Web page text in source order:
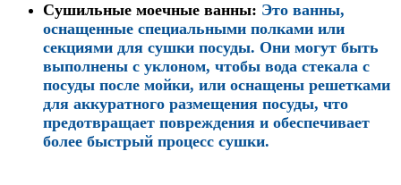
Сушильные моечные ванны: Это ванны,
оснащенные специальными полками или
секциями для сушки посуды. Они могут быть
выполнены с уклоном, чтобы вода стекала с
посуды после мойки, или оснащены решетками
для аккуратного размещения посуды, что
предотвращает повреждения и обеспечивает
более быстрый процесс сушки.